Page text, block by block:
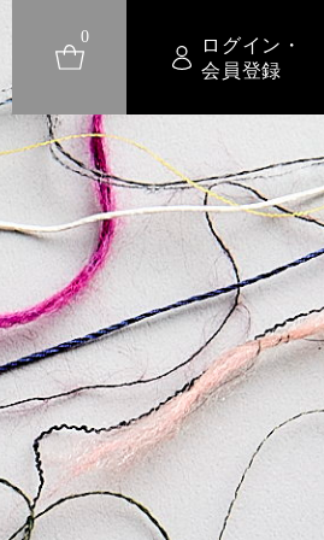
0
ログイン・
会員登録